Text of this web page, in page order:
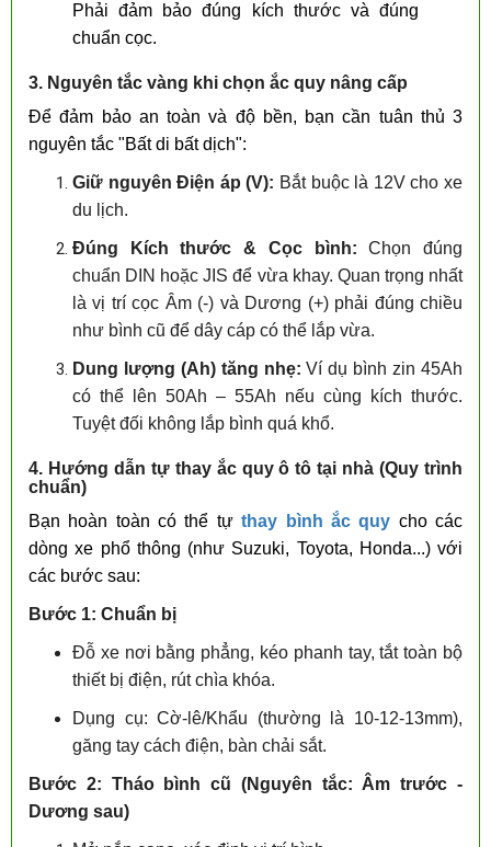
Phải đảm bảo đúng kích thước và đúng
chuẩn cọc.
3. Nguyên tắc vàng khi chọn ắc quy nâng cấp
Để đảm bảo an toàn và độ bền, bạn cần tuân thủ 3
nguyên tắc "Bất di bất dịch":
Giữ nguyên Điện áp (V): Bắt buộc là 12V cho xe
du lịch.
Đúng Kích thước & Cọc bình: Chọn đúng
chuẩn DIN hoặc JIS để vừa khay. Quan trọng nhất
là vị trí cọc Âm (-) và Dương (+) phải đúng chiều
như bình cũ để dây cáp có thể lắp vừa.
Dung lượng (Ah) tăng nhẹ: Ví dụ bình zin 45Ah
có thể lên 50Ah – 55Ah nếu cùng kích thước.
Tuyệt đối không lắp bình quá khổ.
4. Hướng dẫn tự thay ắc quy ô tô tại nhà (Quy trình
chuẩn)
Bạn hoàn toàn có thể tựthay bình ắc quy cho các
dòng xe phổ thông (như Suzuki, Toyota, Honda...) với
các bước sau:
Bước 1: Chuẩn bị
Đỗ xe nơi bằng phẳng, kéo phanh tay, tắt toàn bộ
thiết bị điện, rút chìa khóa.
Dụng cụ: Cờ-lê/Khẩu (thường là 10-12-13mm),
găng tay cách điện, bàn chải sắt.
Bước 2: Tháo bình cũ (Nguyên tắc: Âm trước -
Dương sau)